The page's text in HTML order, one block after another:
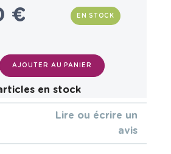
€ EN STOCK
AJOUTER AU PANIER
en stock
Lire ou écrire un
avis